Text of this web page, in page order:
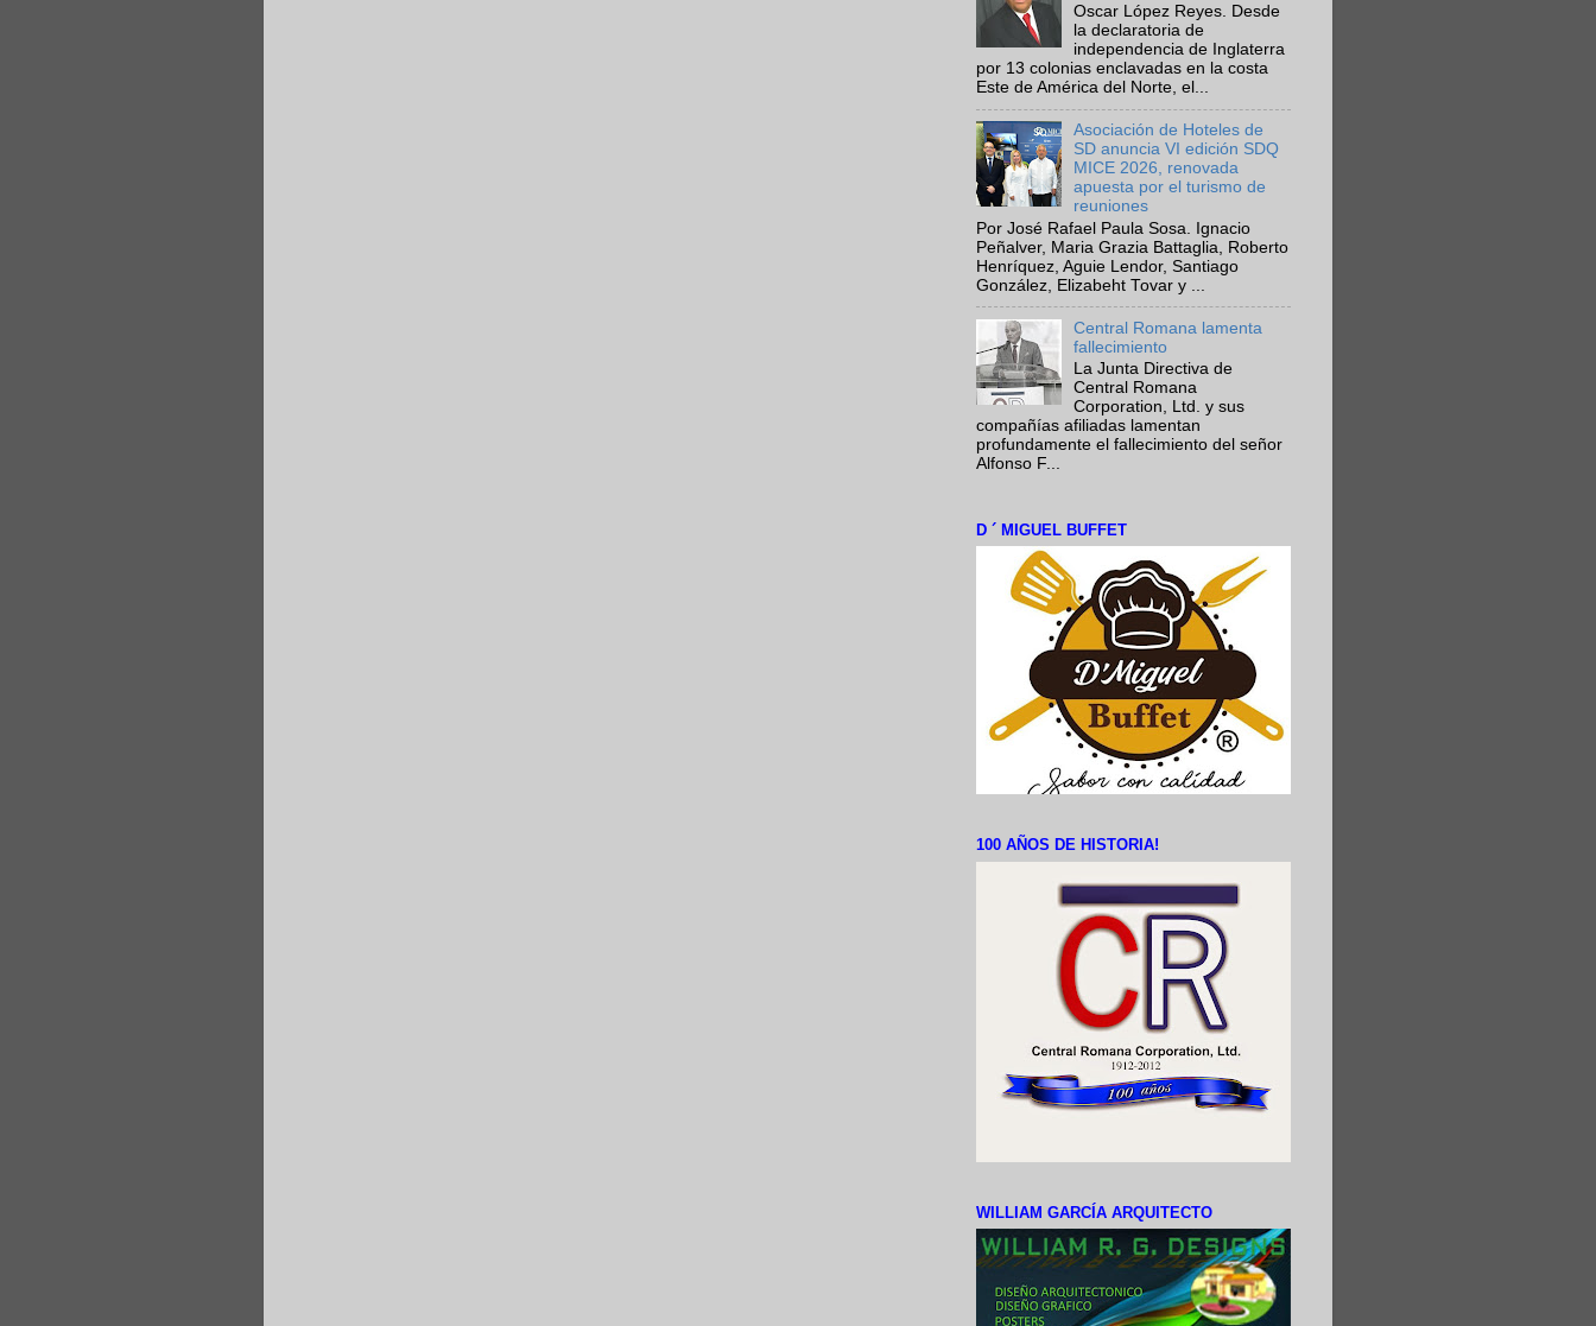
Oscar López Reyes. Desde
la declaratoria de
independencia de Inglaterra
por 13 colonias enclavadas en la costa
Este de América del Norte, el...
Asociación de Hoteles de
SD anuncia VI edición SDQ
MICE 2026, renovada
apuesta por el turismo de
reuniones
Por José Rafael Paula Sosa. Ignacio
Peñalver, Maria Grazia Battaglia, Roberto
Henríquez, Aguie Lendor, Santiago
González, Elizabeht Tovar y ...
Central Romana lamenta
fallecimiento
La Junta Directiva de
Central Romana
Corporation, Ltd. y sus
compañías afiliadas lamentan
profundamente el fallecimiento del señor
Alfonso F...
D ´ MIGUEL BUFFET
100 AÑOS DE HISTORIA!
WILLIAM GARCÍA ARQUITECTO